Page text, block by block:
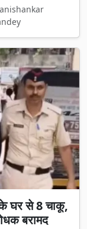
घर से 8 चाकू,
बरामद